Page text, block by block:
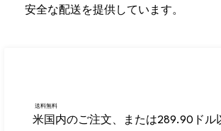
安全な配送を提供しています。
送料無料
米国内のご注文、または289.90ドル